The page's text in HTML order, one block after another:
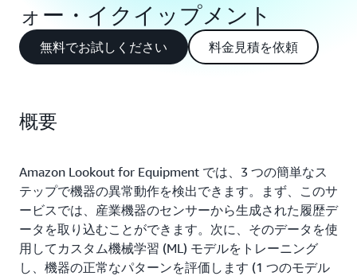
ォー・イクイップメント
無料でお試しください 料金見積を依頼
概要
Amazon Lookout for Equipment では、3 つの簡単なス
テップで機器の異常動作を検出できます。まず、このサ
ービスでは、産業機器のセンサーから生成された履歴デ
ータを取り込むことができます。次に、そのデータを使
用してカスタム機械学習 (ML) モデルをトレーニング
し、機器の正常なパターンを評価します (1 つのモデル